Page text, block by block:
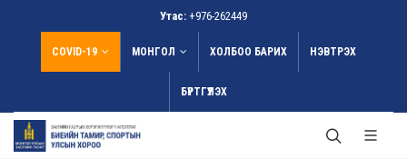
Утас: +976-262449
COVID-19 МОНГОЛ ХОЛБОО БАРИХ НЭВТРЭХ
БҮРТГҮҮЛЭХ